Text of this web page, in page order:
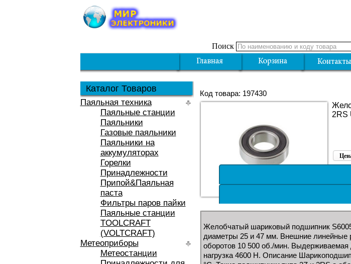
Поиск
Каталог Товаров
Паяльная техника
Паяльные станции
Паяльники
Газовые паяльники
Паяльники на
аккумуляторах
Горелки
Принадлежности
Припой&Паяльная
паста
Фильтры паров пайки
Паяльные станции
TOOLCRAFT
(VOLTCRAFT)
Метеоприборы
Метеостанции
Код товара: 197430
2RS
Желобчатый шариковый подшипник
диаметры 25 и 47 мм. Внешние
оборотов 10 500 об./мин. Выдерживаемая
нагрузка 4600 Н. Описание